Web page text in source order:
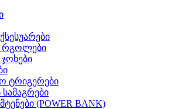
რგოლები
ტრიგერები
სამაგრები
(POWER BANK)